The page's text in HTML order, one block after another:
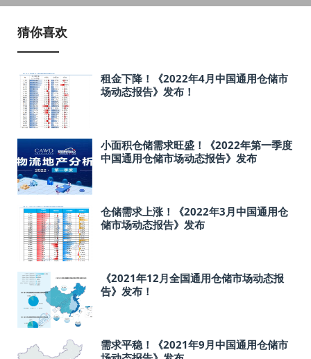
猜你喜欢
租金下降！《2022年4月中国通用仓储市
场动态报告》发布！
小面积仓储需求旺盛！《2022年第一季度
中国通用仓储市场动态报告》发布
仓储需求上涨！《2022年3月中国通用仓
储市场动态报告》发布
《2021年12月全国通用仓储市场动态报
告》发布！
需求平稳！《2021年9月中国通用仓储市